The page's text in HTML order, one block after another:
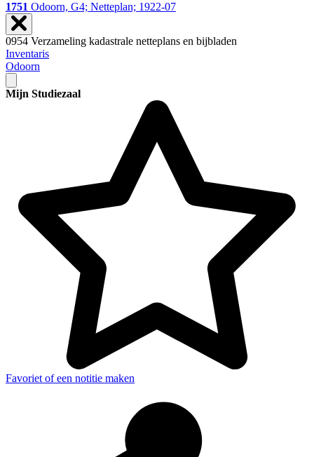
1751 Odoorn, G4; Netteplan; 1922-07
0954 Verzameling kadastrale netteplans en bijbladen
Inventaris
Odoorn
Mijn Studiezaal
Favoriet of een notitie maken